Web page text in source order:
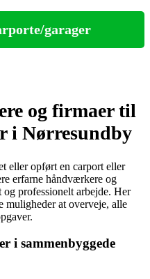
garager
og firmaer til
i Nørresundby
eller opført en carport eller
erfarne håndværkere og
professionelt arbejde. Her
muligheder at overveje, alle
i sammenbyggede